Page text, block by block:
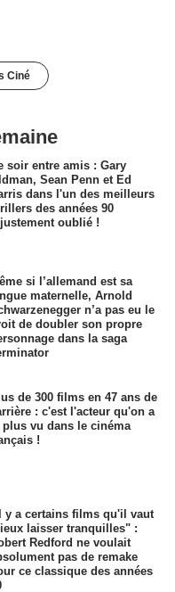
Ciné
soir entre amis : Gary
Sean Penn et Ed
dans l'un des meilleurs
des années 90
oublié !
si l’allemand est sa
maternelle, Arnold
n’a pas eu le
de doubler son propre
dans la saga
de 300 films en 47 ans de
: c'est l'acteur qu'on a
plus vu dans le cinéma
!
y a certains films qu'il vaut
laisser tranquilles" :
Redford ne voulait
pas de remake
ce classique des années